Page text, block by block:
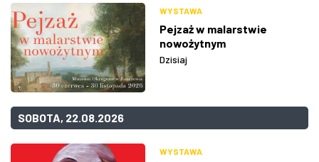
WYSTAWA
Pejzaż w malarstwie
nowożytnym
Dzisiaj
SOBOTA, 22.08.2026
WYSTAWA